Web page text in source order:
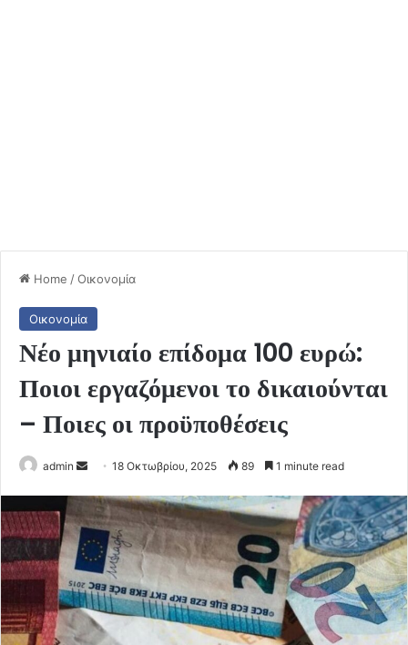
Home /Οικονομία
Οικονομία
Νέο μηνιαίο επίδομα 100 ευρώ:
Ποιοι εργαζόμενοι το δικαιούνται
– Ποιες οι προϋποθέσεις
admin
Send
email
18 Οκτωβρίου, 2025 89 1 minute read